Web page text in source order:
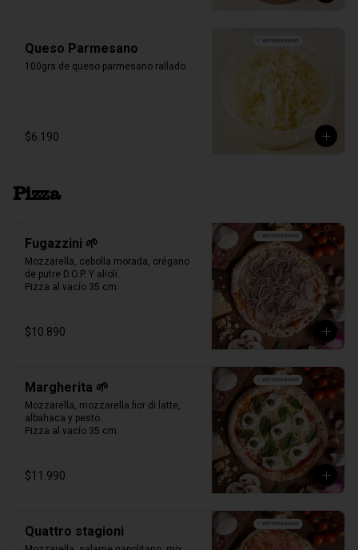
Queso Parmesano
100grs de queso parmesano rallado
$6.190
Pizza
Fugazzini 🌱
Mozzarella, cebolla morada, orégano
de putre D.O.P. Y alioli.
Pizza al vacío 35 cm.
$10.890
Margherita 🌱
Mozzarella, mozzarella fior di latte,
albahaca y pesto.
Pizza al vacío 35 cm.
$11.990
Quattro stagioni